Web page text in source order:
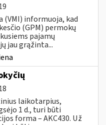
(VMI) informuoja, kad
(GPM) permokų
pajamų
jau grąžinta...
laikotarpius,
1 d., turi būti
forma – AKC430. Už